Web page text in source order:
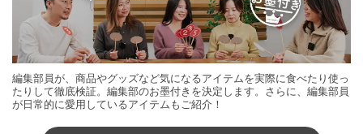
編集部員が、商品やグッズなど気になるアイテムを実際に食べたり使っ
たりして徹底検証。編集部のお墨付きを決定します。さらに、編集部員
が日常的に愛用しているアイテムもご紹介！